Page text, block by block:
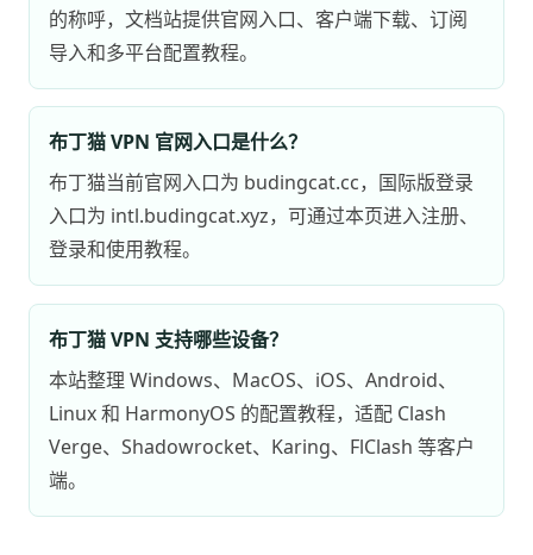
的称呼，文档站提供官网入口、客户端下载、订阅
导入和多平台配置教程。
布丁猫 VPN 官网入口是什么？
布丁猫当前官网入口为 budingcat.cc，国际版登录
入口为 intl.budingcat.xyz，可通过本页进入注册、
登录和使用教程。
布丁猫 VPN 支持哪些设备？
本站整理 Windows、MacOS、iOS、Android、
Linux 和 HarmonyOS 的配置教程，适配 Clash
Verge、Shadowrocket、Karing、FlClash 等客户
端。